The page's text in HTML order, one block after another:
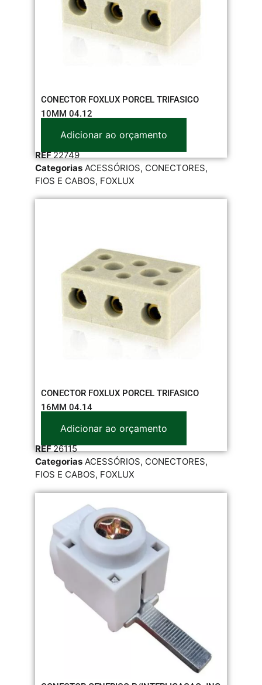
CONECTOR FOXLUX PORCEL TRIFASICO
10MM 04.12
Adicionar ao orçamento
REF22749
Categorias ACESSÓRIOS, CONECTORES,
FIOS E CABOS, FOXLUX
CONECTOR FOXLUX PORCEL TRIFASICO
16MM 04.14
Adicionar ao orçamento
REF26115
Categorias ACESSÓRIOS, CONECTORES,
FIOS E CABOS, FOXLUX